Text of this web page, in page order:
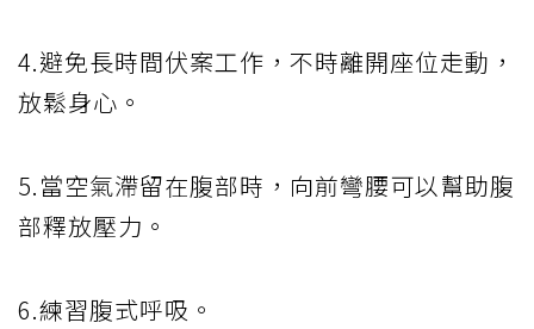
4.避免長時間伏案工作，不時離開座位走動，
放鬆身心。
5.當空氣滯留在腹部時，向前彎腰可以幫助腹
部釋放壓力。
6.練習腹式呼吸。